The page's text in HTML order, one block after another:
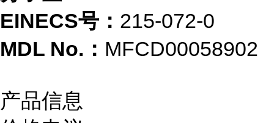
EINECS号： 215-072-0
MDL No.： MFCD00058902
产品信息